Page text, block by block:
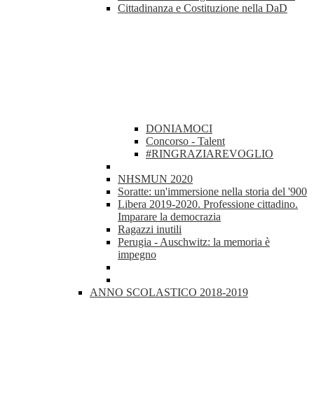
Cittadinanza e Costituzione nella DaD
DONIAMOCI
Concorso - Talent
#RINGRAZIAREVOGLIO
NHSMUN 2020
Soratte: un'immersione nella storia del '900
Libera 2019-2020. Professione cittadino.
Imparare la democrazia
Ragazzi inutili
Perugia - Auschwitz: la memoria è
impegno
ANNO SCOLASTICO 2018-2019